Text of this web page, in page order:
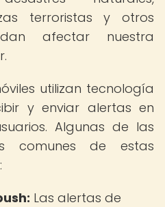
terroristas y otros
afectar nuestra
utilizan tecnología
y enviar alertas en
Algunas de las
comunes de estas
Las alertas de